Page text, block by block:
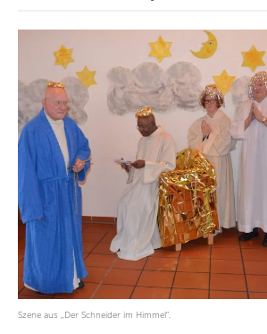
Szene aus „Der Schneider im Himmel“.